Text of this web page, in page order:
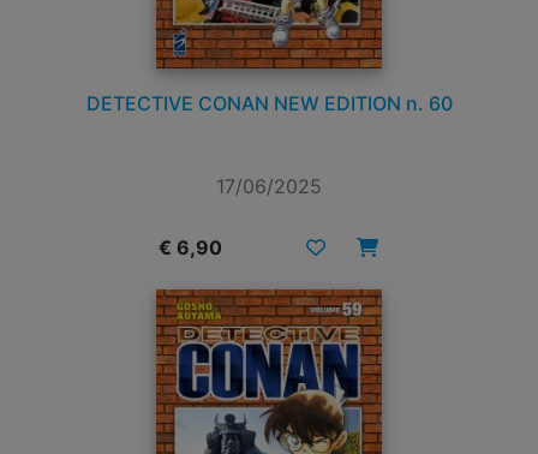
DETECTIVE CONAN NEW EDITION n. 60
17/06/2025
€ 6,90